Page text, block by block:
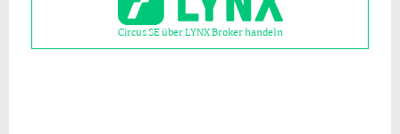
Circus SE über LYNX Broker handeln